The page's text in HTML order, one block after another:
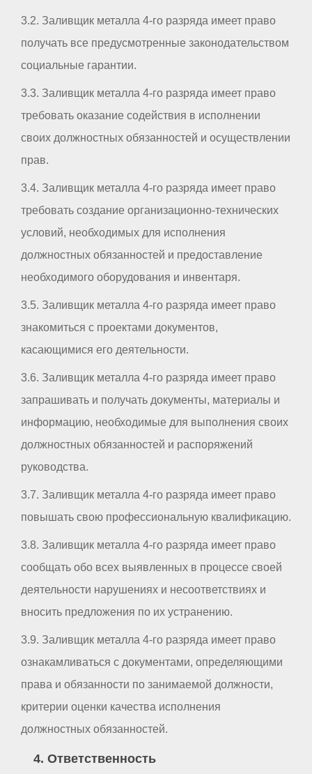
3.2. Заливщик металла 4-го разряда имеет право
получать все предусмотренные законодательством
социальные гарантии.
3.3. Заливщик металла 4-го разряда имеет право
требовать оказание содействия в исполнении
своих должностных обязанностей и осуществлении
прав.
3.4. Заливщик металла 4-го разряда имеет право
требовать создание организационно-технических
условий, необходимых для исполнения
должностных обязанностей и предоставление
необходимого оборудования и инвентаря.
3.5. Заливщик металла 4-го разряда имеет право
знакомиться с проектами документов,
касающимися его деятельности.
3.6. Заливщик металла 4-го разряда имеет право
запрашивать и получать документы, материалы и
информацию, необходимые для выполнения своих
должностных обязанностей и распоряжений
руководства.
3.7. Заливщик металла 4-го разряда имеет право
повышать свою профессиональную квалификацию.
3.8. Заливщик металла 4-го разряда имеет право
сообщать обо всех выявленных в процессе своей
деятельности нарушениях и несоответствиях и
вносить предложения по их устранению.
3.9. Заливщик металла 4-го разряда имеет право
ознакамливаться с документами, определяющими
права и обязанности по занимаемой должности,
критерии оценки качества исполнения
должностных обязанностей.
4. Ответственность